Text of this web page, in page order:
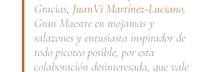
Gracias, JuanVi Martínez-Luciano,
Gran Maestre en mojamas y
salazones y entusiasta inspirador de
todo picoteo posible, por esta
colaboración desinteresada, que vale